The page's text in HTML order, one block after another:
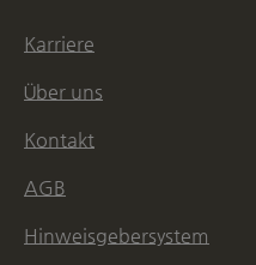
Karriere
Über uns
Kontakt
AGB
Hinweisgebersystem